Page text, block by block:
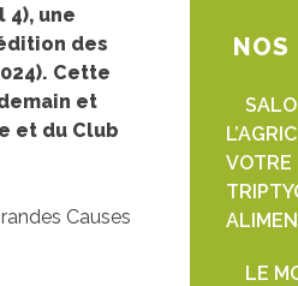
une
des
Cette
et
et du Club
Causes
NOS
VOTRE
LE